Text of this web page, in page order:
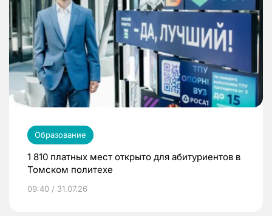
Образование
1 810 платных мест открыто для абитуриентов в
Томском политехе
09:40 / 31.07.26